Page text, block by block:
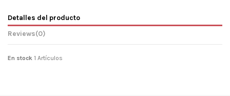
Detalles del producto
Reviews(0)
En stock 1 Artículos